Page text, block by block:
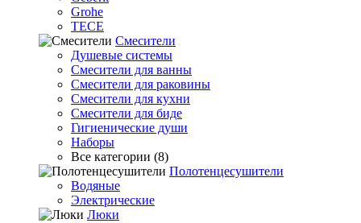
Grohe
TECE
Смесители
Душевые системы
Смесители для ванны
Смесители для раковины
Смесители для кухни
Смесители для биде
Гигиенические души
Наборы
Все категории (8)
Полотенцесушители
Водяные
Электрические
Люки